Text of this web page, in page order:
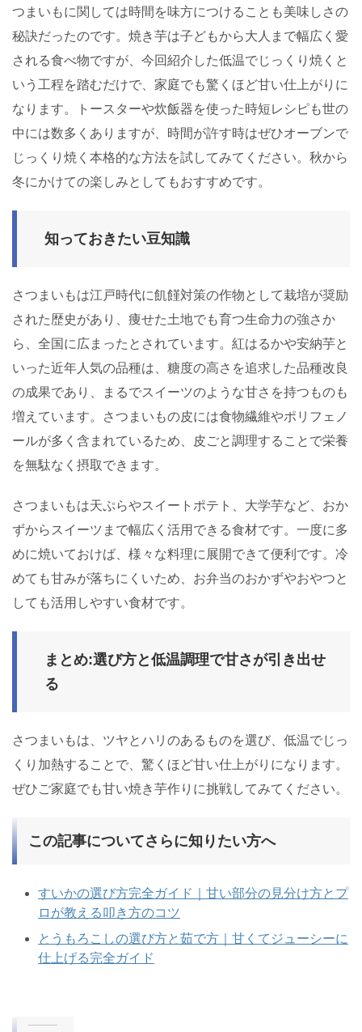
つまいもに関しては時間を味方につけることも美味しさの
秘訣だったのです。焼き芋は子どもから大人まで幅広く愛
される食べ物ですが、今回紹介した低温でじっくり焼くと
いう工程を踏むだけで、家庭でも驚くほど甘い仕上がりに
なります。トースターや炊飯器を使った時短レシピも世の
中には数多くありますが、時間が許す時はぜひオーブンで
じっくり焼く本格的な方法を試してみてください。秋から
冬にかけての楽しみとしてもおすすめです。
知っておきたい豆知識
さつまいもは江戸時代に飢饉対策の作物として栽培が奨励
された歴史があり、痩せた土地でも育つ生命力の強さか
ら、全国に広まったとされています。紅はるかや安納芋と
いった近年人気の品種は、糖度の高さを追求した品種改良
の成果であり、まるでスイーツのような甘さを持つものも
増えています。さつまいもの皮には食物繊維やポリフェノ
ールが多く含まれているため、皮ごと調理することで栄養
を無駄なく摂取できます。
さつまいもは天ぷらやスイートポテト、大学芋など、おか
ずからスイーツまで幅広く活用できる食材です。一度に多
めに焼いておけば、様々な料理に展開できて便利です。冷
めても甘みが落ちにくいため、お弁当のおかずやおやつと
しても活用しやすい食材です。
まとめ:選び方と低温調理で甘さが引き出せ
る
さつまいもは、ツヤとハリのあるものを選び、低温でじっ
くり加熱することで、驚くほど甘い仕上がりになります。
ぜひご家庭でも甘い焼き芋作りに挑戦してみてください。
この記事についてさらに知りたい方へ
すいかの選び方完全ガイド｜甘い部分の見分け方とプ
ロが教える叩き方のコツ
とうもろこしの選び方と茹で方｜甘くてジューシーに
仕上げる完全ガイド